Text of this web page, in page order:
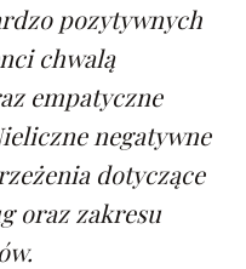
pozytywnych
chwalą
empatyczne
negatywne
dotyczące
oraz zakresu